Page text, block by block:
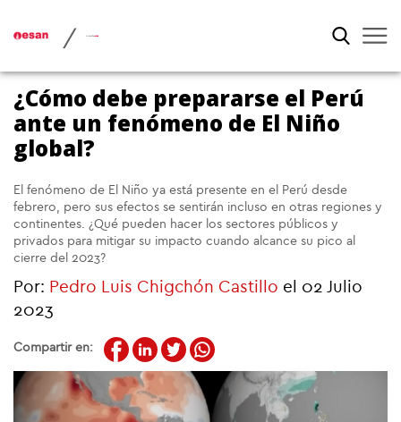
/
¿Cómo debe prepararse el Perú
ante un fenómeno de El Niño
global?
El fenómeno de El Niño ya está presente en el Perú desde
febrero, pero sus efectos se sentirán incluso en otras regiones y
continentes. ¿Qué pueden hacer los sectores públicos y
privados para mitigar su impacto cuando alcance su pico al
cierre del 2023?
Por: Pedro Luis Chigchón Castillo el 02 Julio
2023
Compartir en: